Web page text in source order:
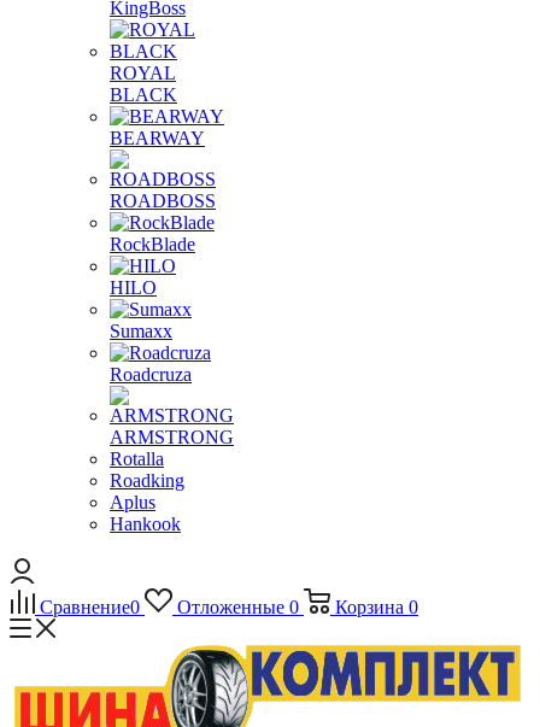
KingBoss
ROYAL
BLACK
BEARWAY
ROADBOSS
RockBlade
HILO
Sumaxx
Roadcruza
ARMSTRONG
Rotalla
Roadking
Aplus
Hankook
Сравнение0 Отложенные 0 Корзина 0